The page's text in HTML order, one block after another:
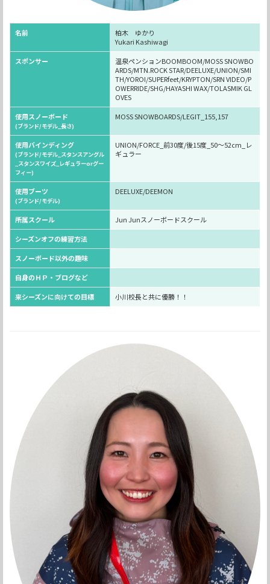
名前
柏木 ゆかり
Yukari Kashiwagi
スポンサー
温泉ペンションBOOMBOOM/MOSS SNOWBO
ARDS/MTN.ROCK STAR/DEELUXE/UNION/SMI
TH/YOROI/SUPERfeet/KRYPTON/SRN VIDEO/P
OWERRIDE/SHG/HAYASHI WAX/TOLASMIK GL
OVES
使用スノーボード
(ブランド/モデル_長さ)
MOSS SNOWBOARDS/LEGIT_155,157
使用バインディング
(ブランド/モデル_スタンスアングル
_スタンスワイズ_レギュラーorグー
フィー)
UNION/FORCE_前30度/後15度_50～52cm_レ
ギュラー
使用ブーツ
(ブランド/モデル)
DEELUXE/DEEMON
所属スクール
Jun Junスノーボードスクール
シーズンオフの練習方法
スノーボード以外の趣味
自身のＨＰ・ブログなど
来シーズンに向けての目標
小川校長と共に優勝！！